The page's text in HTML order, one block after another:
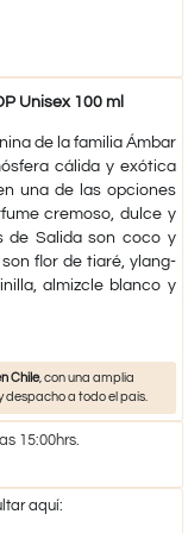
Unisex 100 ml
de la familia Ámbar
cálida y exótica
una de las opciones
cremoso, dulce y
de Salida son coco y
flor de tiaré, ylang-
almizcle blanco y
Chile, con una amplia
despacho a todo el país.
15:00hrs.
aquí: